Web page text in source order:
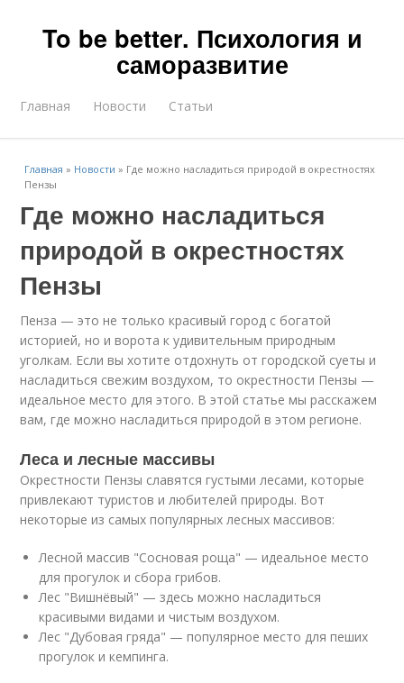
To be better. Психология и
саморазвитие
Главная Новости Статьи
Главная » Новости » Где можно насладиться природой в окрестностях
Пензы
Где можно насладиться
природой в окрестностях
Пензы
Пенза — это не только красивый город с богатой
историей, но и ворота к удивительным природным
уголкам. Если вы хотите отдохнуть от городской суеты и
насладиться свежим воздухом, то окрестности Пензы —
идеальное место для этого. В этой статье мы расскажем
вам, где можно насладиться природой в этом регионе.
Леса и лесные массивы
Окрестности Пензы славятся густыми лесами, которые
привлекают туристов и любителей природы. Вот
некоторые из самых популярных лесных массивов:
Лесной массив "Сосновая роща" — идеальное место
для прогулок и сбора грибов.
Лес "Вишнёвый" — здесь можно насладиться
красивыми видами и чистым воздухом.
Лес "Дубовая гряда" — популярное место для пеших
прогулок и кемпинга.